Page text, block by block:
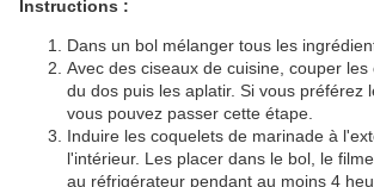
Instructions :
Dans un bol mélanger tous les
Avec des ciseaux de cuisine, couper les
du dos puis les aplatir. Si vous préférez
vous pouvez passer cette étape.
Induire les coquelets de marinade à
l'intérieur. Les placer dans le bol, le
au réfrigérateur pendant au moins 4